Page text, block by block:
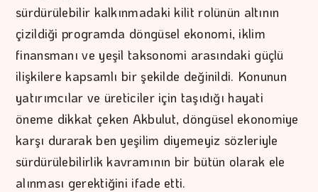
sürdürülebilir kalkınmadaki kilit rolünün altının
çizildiği programda döngüsel ekonomi, iklim
finansmanı ve yeşil taksonomi arasındaki güçlü
ilişkilere kapsamlı bir şekilde değinildi. Konunun
yatırımcılar ve üreticiler için taşıdığı hayati
öneme dikkat çeken Akbulut, döngüsel ekonomiye
karşı durarak ben yeşilim diyemeyiz sözleriyle
sürdürülebilirlik kavramının bir bütün olarak ele
alınması gerektiğini ifade etti.